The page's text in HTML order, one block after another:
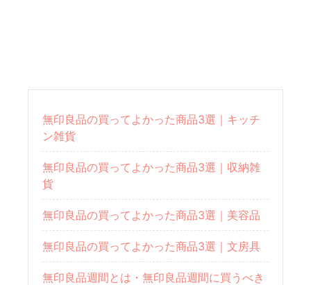
無印良品の買ってよかった商品3選｜キッチ
ン雑貨
無印良品の買ってよかった商品3選｜収納雑
貨
無印良品の買ってよかった商品3選｜美容品
無印良品の買ってよかった商品3選｜文房具
無印良品週間とは・無印良品週間に買うべき